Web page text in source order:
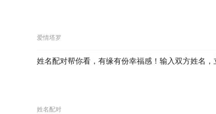
爱情塔罗
姓名配对帮你看，有缘有份幸福感！输入双方姓名
姓名配对